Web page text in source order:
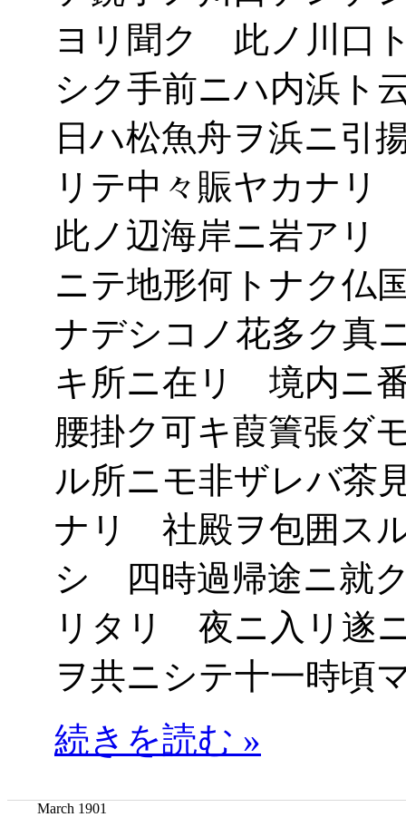
ヨリ聞ク 此ノ川口
シク手前ニハ内浜ト
日ハ松魚舟ヲ浜ニ引
リテ中々賑ヤカナ
此ノ辺海岸ニ岩アリ
ニテ地形何トナク仏
ナデシコノ花多ク真
キ所ニ在リ 境内ニ
腰掛ク可キ葭簀張ダ
ル所ニモ非ザレバ茶
ナリ 社殿ヲ包囲ス
シ 四時過帰途ニ就
リタリ 夜ニ入リ遂
ヲ共ニシテ十一時頃
続きを読む »
March 1901